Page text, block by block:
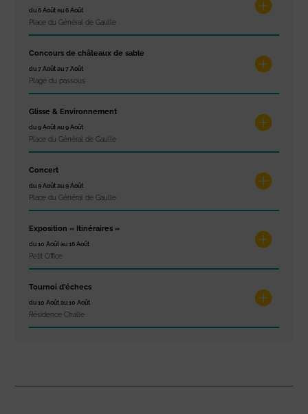
du 6 Août au 6 Août
Place du Général de Gaulle
Concours de châteaux de sable
du 7 Août au 7 Août
Plage du passous
Glisse & Environnement
du 9 Août au 9 Août
Place du Général de Gaulle
Concert
du 9 Août au 9 Août
Place du Général de Gaulle
Exposition « Itinéraires »
du 10 Août au 16 Août
Petit Office
Tournoi d’échecs
du 10 Août au 10 Août
Résidence Challe